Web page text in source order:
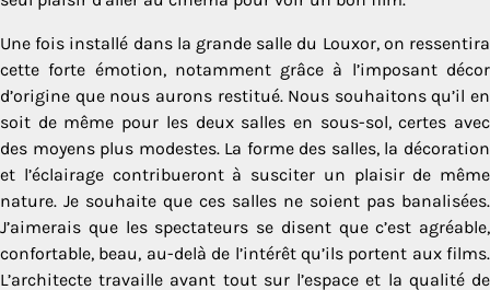
Une fois installé dans la grande salle du Louxor, on ressentira
cette forte émotion, notamment grâce à l’imposant décor
d’origine que nous aurons restitué. Nous souhaitons qu’il en
soit de même pour les deux salles en sous-sol, certes avec
des moyens plus modestes. La forme des salles, la décoration
et l’éclairage contribueront à susciter un plaisir de même
nature. Je souhaite que ces salles ne soient pas banalisées.
J’aimerais que les spectateurs se disent que c’est agréable,
confortable, beau, au-delà de l’intérêt qu’ils portent aux films.
L’architecte travaille avant tout sur l’espace et la qualité de